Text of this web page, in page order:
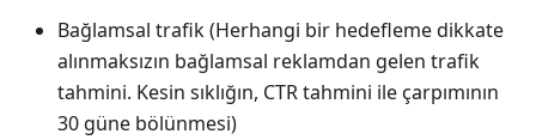
Bağlamsal trafik (Herhangi bir hedefleme dikkate
alınmaksızın bağlamsal reklamdan gelen trafik
tahmini. Kesin sıklığın, CTR tahmini ile çarpımının
30 güne bölünmesi)